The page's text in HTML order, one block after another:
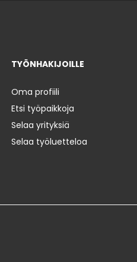
TYÖNHAKIJOILLE
Oma profiili
Etsi työpaikkoja
Selaa yrityksiä
Selaa työluetteloa